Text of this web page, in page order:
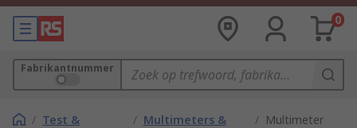
0
Fabrikantnummer
/ Test &
/ Multimeters &
/ Multimeter